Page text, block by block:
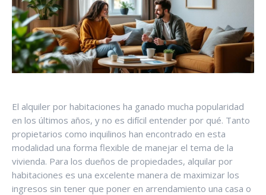
El alquiler por habitaciones ha ganado mucha popularidad
en los últimos años, y no es difícil entender por qué. Tanto
propietarios como inquilinos han encontrado en esta
modalidad una forma flexible de manejar el tema de la
vivienda. Para los dueños de propiedades, alquilar por
habitaciones es una excelente manera de maximizar los
ingresos sin tener que poner en arrendamiento una casa o